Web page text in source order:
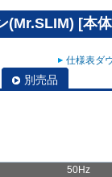
(Mr.SLIM) [本
仕様表ダ
別売品
50Hz